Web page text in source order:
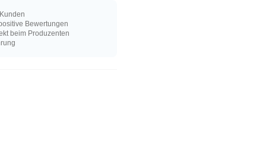
Bewertungen
beim Produzenten